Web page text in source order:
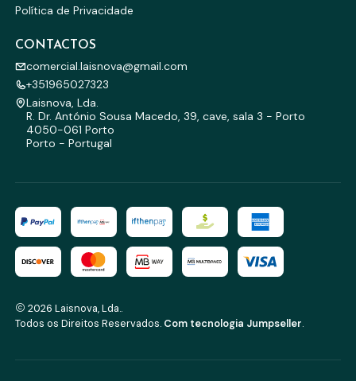
Política de Privacidade
CONTACTOS
comercial.laisnova@gmail.com
+351965027323
Laisnova, Lda.
R. Dr. António Sousa Macedo, 39, cave, sala 3 - Porto
4050-061 Porto
Porto - Portugal
2026 Laisnova, Lda..
Todos os Direitos Reservados. Com tecnologia Jumpseller.